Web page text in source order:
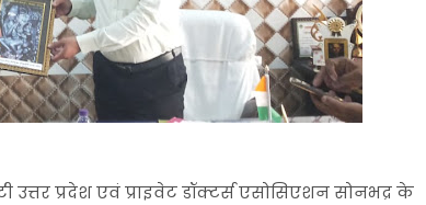
प्रदेश एवं प्राइवेट डॉक्टर्स एसोसिएशन सोनभद्र के